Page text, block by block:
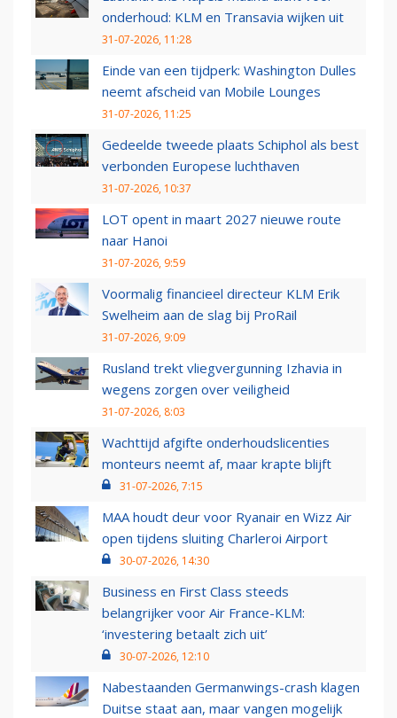
onderhoud: KLM en Transavia wijken uit
31-07-2026, 11:28
Einde van een tijdperk: Washington Dulles
neemt afscheid van Mobile Lounges
31-07-2026, 11:25
Gedeelde tweede plaats Schiphol als best
verbonden Europese luchthaven
31-07-2026, 10:37
LOT opent in maart 2027 nieuwe route
naar Hanoi
31-07-2026, 9:59
Voormalig financieel directeur KLM Erik
Swelheim aan de slag bij ProRail
31-07-2026, 9:09
Rusland trekt vliegvergunning Izhavia in
wegens zorgen over veiligheid
31-07-2026, 8:03
Wachttijd afgifte onderhoudslicenties
monteurs neemt af, maar krapte blijft
31-07-2026, 7:15
MAA houdt deur voor Ryanair en Wizz Air
open tijdens sluiting Charleroi Airport
30-07-2026, 14:30
Business en First Class steeds
belangrijker voor Air France-KLM:
‘investering betaalt zich uit’
30-07-2026, 12:10
Nabestaanden Germanwings-crash klagen
Duitse staat aan, maar vangen mogelijk